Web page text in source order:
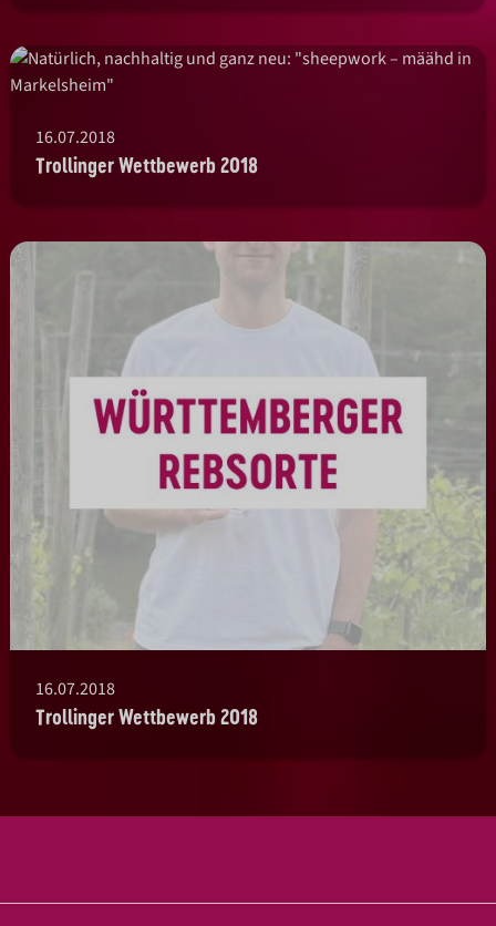
16.07.2018
Trollinger Wettbewerb 2018
16.07.2018
Trollinger Wettbewerb 2018